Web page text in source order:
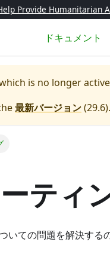
Provide Humanitarian
ドキュメント
is no longer
最新バージョン(29.6).
ティ
いての問題を解決する